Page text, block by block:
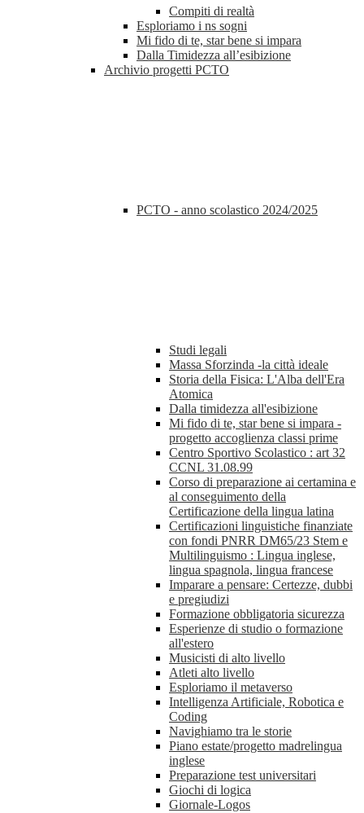
Compiti di realtà
Esploriamo i ns sogni
Mi fido di te, star bene si impara
Dalla Timidezza all’esibizione
Archivio progetti PCTO
PCTO - anno scolastico 2024/2025
Studi legali
Massa Sforzinda -la città ideale
Storia della Fisica: L'Alba dell'Era
Atomica
Dalla timidezza all'esibizione
Mi fido di te, star bene si impara -
progetto accoglienza classi prime
Centro Sportivo Scolastico : art 32
CCNL 31.08.99
Corso di preparazione ai certamina e
al conseguimento della
Certificazione della lingua latina
Certificazioni linguistiche finanziate
con fondi PNRR DM65/23 Stem e
Multilinguismo : Lingua inglese,
lingua spagnola, lingua francese
Imparare a pensare: Certezze, dubbi
e pregiudizi
Formazione obbligatoria sicurezza
Esperienze di studio o formazione
all'estero
Musicisti di alto livello
Atleti alto livello
Esploriamo il metaverso
Intelligenza Artificiale, Robotica e
Coding
Navighiamo tra le storie
Piano estate/progetto madrelingua
inglese
Preparazione test universitari
Giochi di logica
Giornale-Logos